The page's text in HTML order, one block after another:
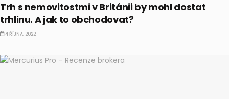
Trh s nemovitostmi v Británii by mohl dostat
trhlinu. A jak to obchodovat?
4 ŘÍJNA, 2022